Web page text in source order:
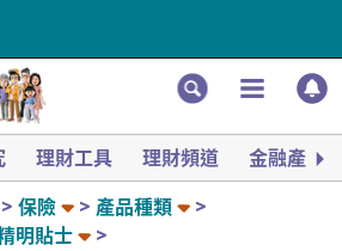
理財工具 理財頻道 金融產品
保險
產品種類
明貼士